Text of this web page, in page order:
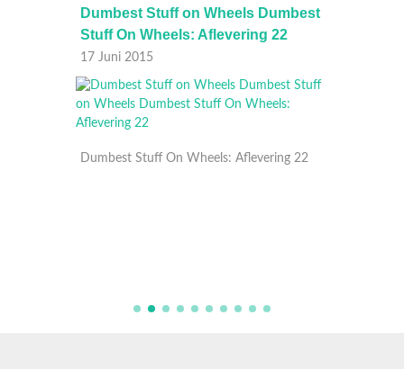
Dumbest Stuff on Wheels Dumbest
Stuff On Wheels: Aflevering 22
17 Juni 2015
Dumbest Stuff On Wheels: Aflevering 22